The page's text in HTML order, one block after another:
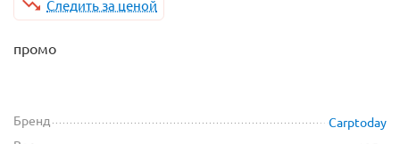
Следить за ценой
промо
Бренд
Carptoday